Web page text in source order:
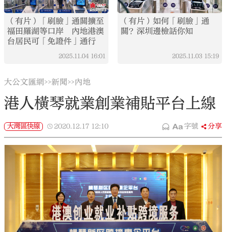
（有片）「刷臉」通關擴至
福田羅湖等口岸 內地港澳
台居民可「免證件」通行
2025.11.04 16:01
（有片）如何「刷臉」通
關？深圳邊檢話你知
2025.11.03 15:19
大公文匯網>>新聞>>內地
港人橫琴就業創業補貼平台上線
大灣區快線 2020.12.17 12:10 字號 分享